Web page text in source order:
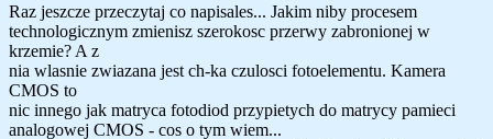
Raz jeszcze przeczytaj co napisales... Jakim niby procesem
technologicznym zmienisz szerokosc przerwy zabronionej w
krzemie? A z
nia wlasnie zwiazana jest ch-ka czulosci fotoelementu. Kamera
CMOS to
nic innego jak matryca fotodiod przypietych do matrycy pamieci
analogowej CMOS - cos o tym wiem...